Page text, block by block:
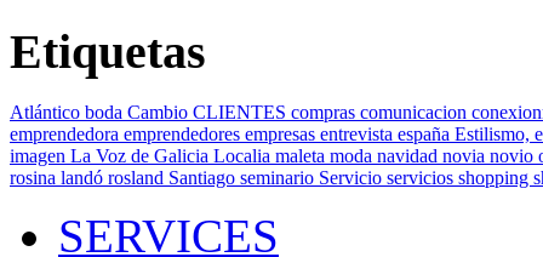
Etiquetas
Atlántico boda Cambio CLIENTES compras comunicacion
emprendedora emprendedores empresas entrevista españa Estilismo,
imagen La Voz de Galicia Localia maleta moda navidad novia novio
rosina landó rosland Santiago seminario Servicio servicios shopping
SERVICES